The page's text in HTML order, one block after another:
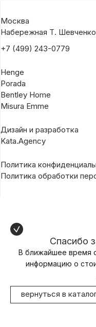
Москва
Набережная Т.
+7 (499) 243-0779
Henge
Porada
Bentley Home
Misura Emme
Дизайн и разработка
Kata.Agency
Политика
Политика обработки
Спасибо
В ближайшее время
информацию о
вернуться в